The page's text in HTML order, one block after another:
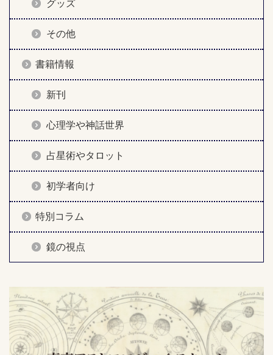
グッズ
その他
書籍情報
新刊
心理学や神話世界
占星術やタロット
初学者向け
特別コラム
鏡の視点